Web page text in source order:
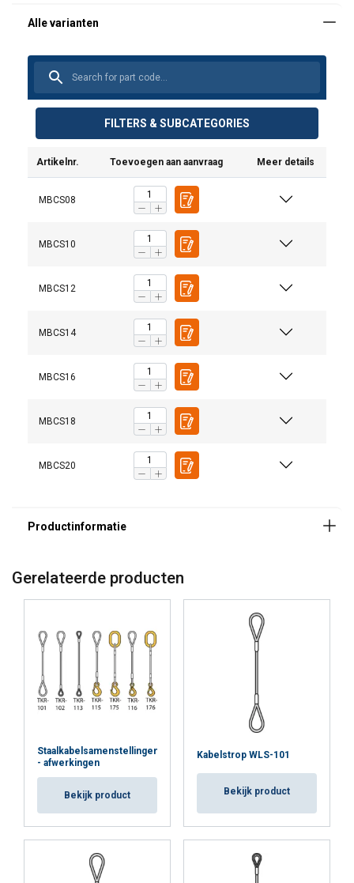
FILTERS & SUBCATEGORIES
Artikelnr. Toevoegen aan aanvraag Meer details
MBCS08
MBCS10
MBCS12
MBCS14
MBCS16
MBCS18
MBCS20
Gerelateerde producten
Staalkabelsamenstellingen
- afwerkingen
Bekijk product
Kabelstrop WLS-101
Bekijk product